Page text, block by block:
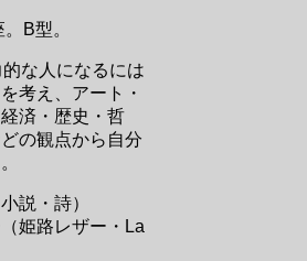
B型。
な人になるには
考え、アート・
済・歴史・哲
の観点から自分
説・詩）
姫路レザー・La